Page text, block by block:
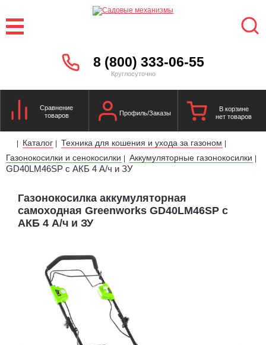
8 (800) 333-06-55
Круглосуточно
Сравнение
товаров
Профиль/Заказы
В корзине
нет товаров
| Каталог | Техника для кошения и ухода за газоном |
Газонокосилки и сенокосилки | Аккумуляторные газонокосилки |
GD40LM46SP с АКБ 4 А/ч и ЗУ
Газонокосилка аккумуляторная
самоходная Greenworks GD40LM46SP с
АКБ 4 А/ч и ЗУ